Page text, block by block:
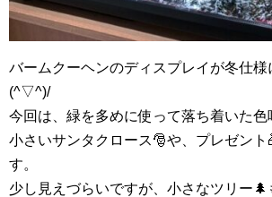
バームクーヘンのディスプレイが冬仕様
(^▽^)/
今回は、緑を多めに使って落ち着いた色
小さいサンタクロース🎅や、プレゼント
す。
少し見えづらいですが、小さなツリー🌲